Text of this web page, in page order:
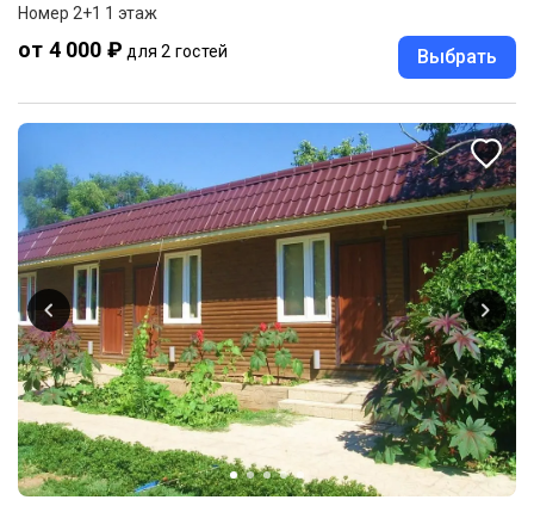
Номер 2+1 1 этаж
от 4 000 ₽ для 2 гостей Выбрать